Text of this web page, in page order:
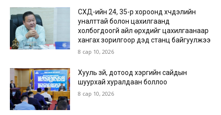
СХД-ийн 24, 35-р хороонд хүчдэлийн
уналттай болон цахилгаанд
холбогдоогүй айл өрхүүдийг цахилгаанаар
хангах зорилгоор дэд станц байгуулжээ
8 сар 10, 2026
Хууль зүй, дотоод хэргийн сайдын
шуурхай хуралдаан боллоо
8 сар 10, 2026